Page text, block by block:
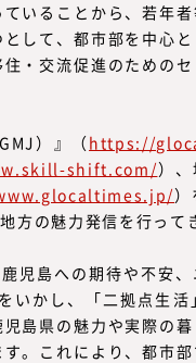
いることから、若年
して、都市部を中心
・交流促進のための
）』（https://
shift.com/）
）
方の魅力発信を行って
児島への期待や不安
いかし、「二拠点生
島県の魅力や実際の
。これにより、都市